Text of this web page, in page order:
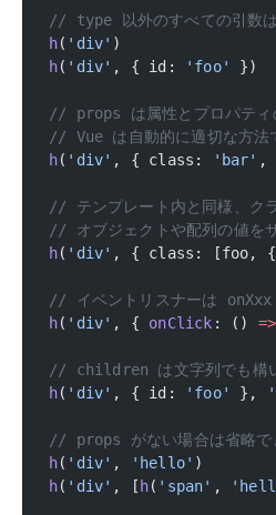
// type 以外のすべての引数
h( 'div' )
h( 'div' , { id: 'foo' })
// props は属性とプロパティ
// Vue は自動的に適切な方法
h( 'div' , { class: 'bar' ,
// テンプレート内と同様、ク
// オブジェクトや配列の値を
h( 'div' , { class: [foo,
// イベントリスナーは onXxx
h( 'div' , { onClick : () =>
// children は文字列でも構
h( 'div' , { id: 'foo' },
// props がない場合は省略で
h( 'div' , 'hello' )
h( 'div' , [ h( 'span' ,